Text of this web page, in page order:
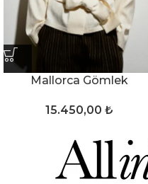
Mallorca Gömlek
15.450,00 ₺